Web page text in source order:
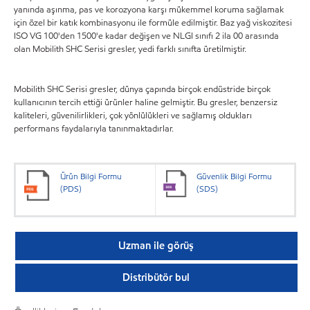
yanında aşınma, pas ve korozyona karşı mükemmel koruma sağlamak
için özel bir katık kombinasyonu ile formüle edilmiştir. Baz yağ viskozitesi
ISO VG 100'den 1500'e kadar değişen ve NLGI sınıfı 2 ila 00 arasında
olan Mobilith SHC Serisi gresler, yedi farklı sınıfta üretilmiştir.
Mobilith SHC Serisi gresler, dünya çapında birçok endüstride birçok
kullanıcının tercih ettiği ürünler haline gelmiştir. Bu gresler, benzersiz
kaliteleri, güvenilirlikleri, çok yönlülükleri ve sağlamış oldukları
performans faydalarıyla tanınmaktadırlar.
Ürün Bilgi Formu
(PDS)
Güvenlik Bilgi Formu
(SDS)
Uzman ile görüş
Distribütör bul